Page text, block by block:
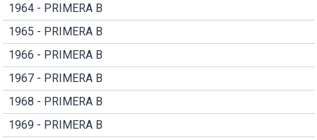
1964 - PRIMERA B
1965 - PRIMERA B
1966 - PRIMERA B
1967 - PRIMERA B
1968 - PRIMERA B
1969 - PRIMERA B